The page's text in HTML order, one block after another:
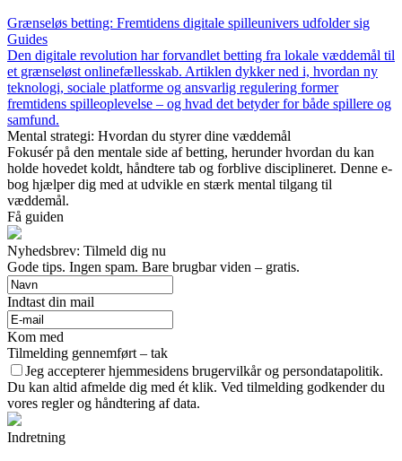
Grænseløs betting: Fremtidens digitale spilleunivers udfolder sig
Guides
Den digitale revolution har forvandlet betting fra lokale væddemål til
et grænseløst onlinefællesskab. Artiklen dykker ned i, hvordan ny
teknologi, sociale platforme og ansvarlig regulering former
fremtidens spilleoplevelse – og hvad det betyder for både spillere og
samfund.
Mental strategi: Hvordan du styrer dine væddemål
Fokusér på den mentale side af betting, herunder hvordan du kan
holde hovedet koldt, håndtere tab og forblive disciplineret. Denne e-
bog hjælper dig med at udvikle en stærk mental tilgang til
væddemål.
Få guiden
Nyhedsbrev: Tilmeld dig nu
Gode tips. Ingen spam. Bare brugbar viden – gratis.
Indtast din mail
Kom med
Tilmelding gennemført – tak
Jeg accepterer hjemmesidens brugervilkår og persondatapolitik.
Du kan altid afmelde dig med ét klik. Ved tilmelding godkender du
vores regler og håndtering af data.
Indretning